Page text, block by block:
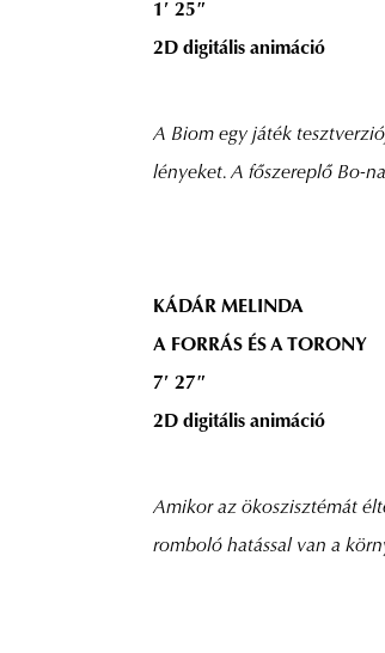
1′ 25″
2D digitális animáció
A Biom egy játék
lényeket. A főszereplő Bo-
KÁDÁR MELINDA
A FORRÁS ÉS A TORONY
7′ 27″
2D digitális animáció
Amikor az ökoszisztémát
romboló hatással van a